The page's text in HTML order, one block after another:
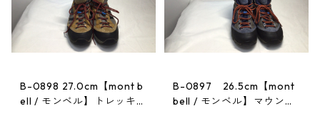
B-0898 27.0cm【mont b
ell / モンベル】トレッキン
B-0897 26.5cm【mont
bell / モンベル】マウンテ